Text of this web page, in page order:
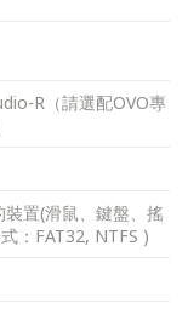
R（請選配OVO專
置(滑鼠、鍵盤、搖
：FAT32, NTFS )